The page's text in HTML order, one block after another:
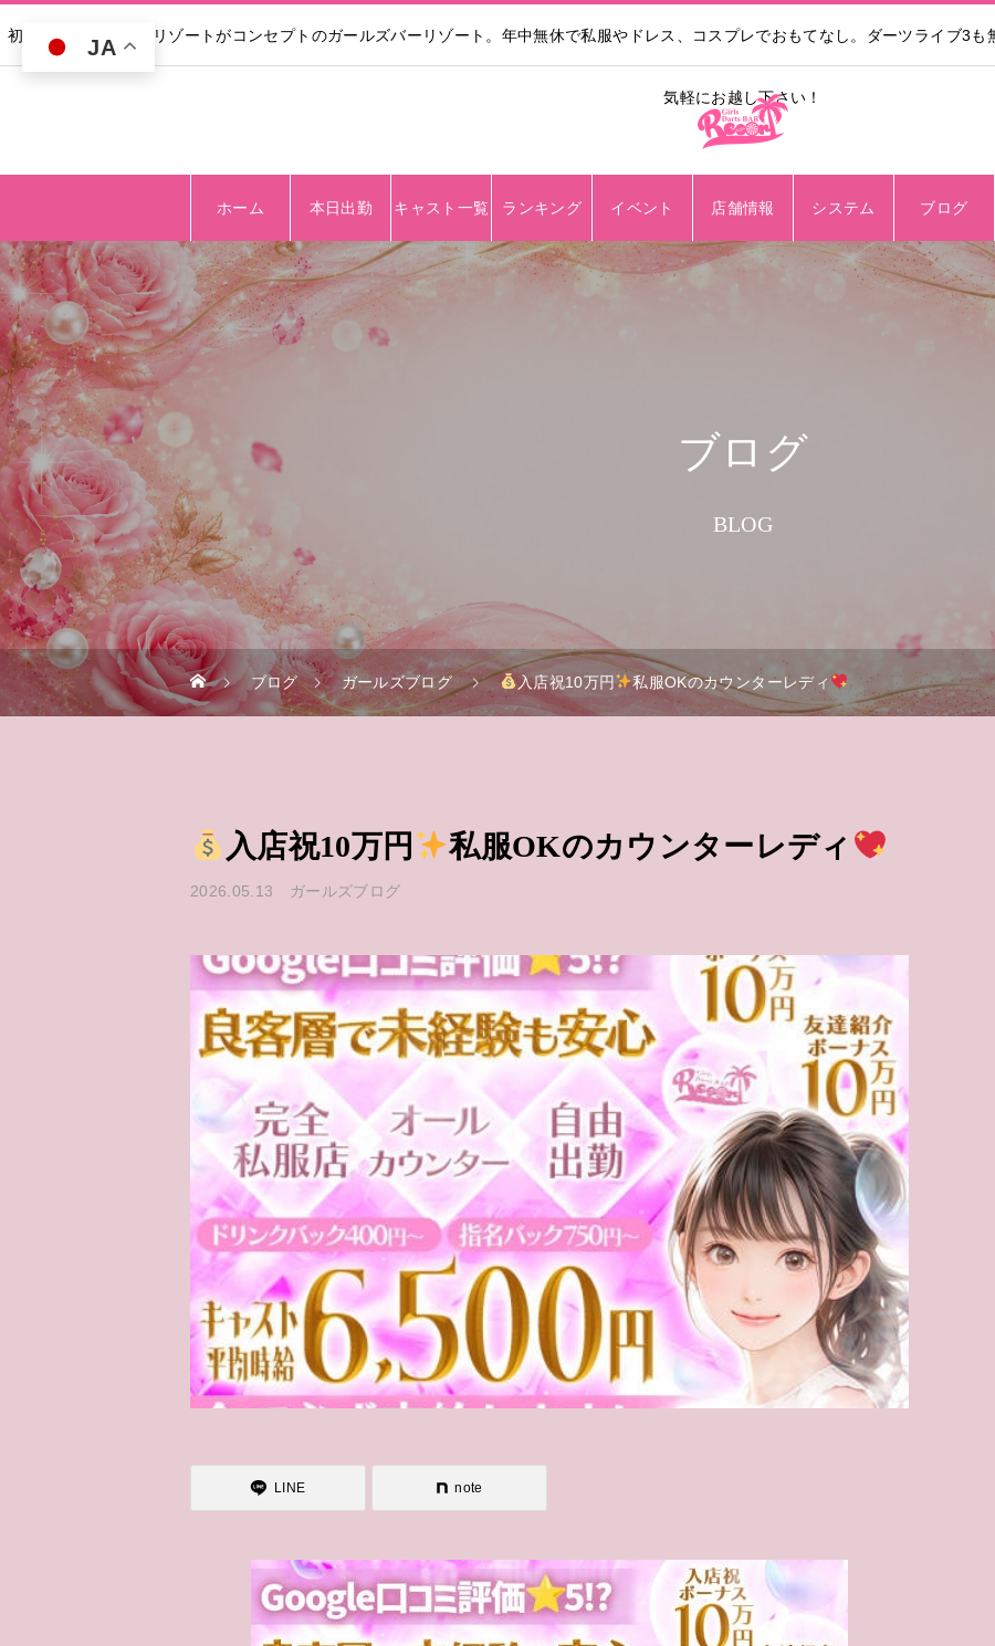
初回30分無料｜高級リゾートがコンセプトのガールズバーリゾート。年中無休で私服やドレス、コスプレでおもてなし。ダーツライブ3
気軽にお越し下さい！
ホーム 本日出勤 キャスト一覧 ランキング イベント 店舗情報 システム ブログ
ブログ
BLOG
ブログ ガールズブログ 入店祝10万円 私服OKのカウンターレディ
入店祝10万円 私服OKのカウンターレディ
2026.05.13 ガールズブログ
LINE note
JA